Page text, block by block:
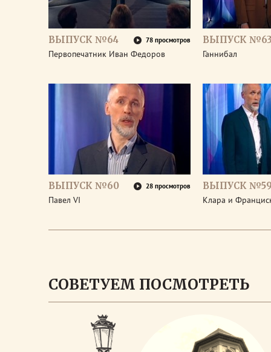
ВЫПУСК №64 78 просмотров
Первопечатник Иван Федоров
ВЫПУСК
Ганнибал
ВЫПУСК №60 28 просмотров
Павел VI
ВЫПУСК
Клара и
СОВЕТУЕМ ПОСМОТРЕТЬ